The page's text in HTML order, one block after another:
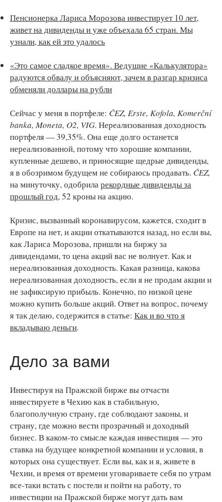
Пенсионерка Лариса Морозова инвестирует 10 лет,
живет на дивиденды и уже объехала 65 стран. Мы
узнали, как ей это удалось
«Это самое сладкое время». Ведущие «Калькулятора»
радуются обвалу и объясняют, зачем в разгар кризиса
обменяли доллары на рубли
Сейчас у меня в портфеле: ČEZ, Erste, Kofola, Komerční
banka, Moneta, O2, VIG. Нереализованная доходность
портфеля — 39,35%. Она еще долго останется
нереализованной, потому что хорошие компании,
купленные дешево, и приносящие щедрые дивиденды,
я в обозримом будущем не собираюсь продавать. ČEZ,
на минуточку, одобриларекордные дивиденды за
прошлый год, 52 кроны на акцию.
Кризис, вызванный коронавирусом, кажется, сходит в
Европе на нет, и акции откатываются назад, но если вы,
как Лариса Морозова, пришли на биржу за
дивидендами, то цена акций вас не волнует. Как и
нереализованная доходность. Какая разница, какова
нереализованная доходность, если я не продам акции и
не зафиксирую прибыль. Конечно, по низкой цене
можно купить больше акций. Ответ на вопрос, почему
я так делаю, содержится в статье: Как и во что я
вкладываю деньги.
Дело за вами
Инвестируя на Пражской бирже вы отчасти
инвестируете в Чехию как в стабильную,
благополучную страну, где соблюдают законы, и
страну, где можно вести прозрачный и доходный
бизнес. В каком-то смысле каждая инвестиция — это
ставка на будущее конкретной компании и условия, в
которых она существует. Если вы, как и я, живете в
Чехии, и время от времени уговариваете себя по утрам
все-таки встать с постели и пойти на работу, то
инвестиции на Пражской бирже могут дать вам